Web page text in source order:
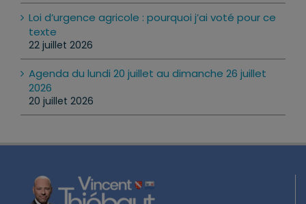
Loi d’urgence agricole : pourquoi j’ai voté pour ce
texte
22 juillet 2026
Agenda du lundi 20 juillet au dimanche 26 juillet
2026
20 juillet 2026